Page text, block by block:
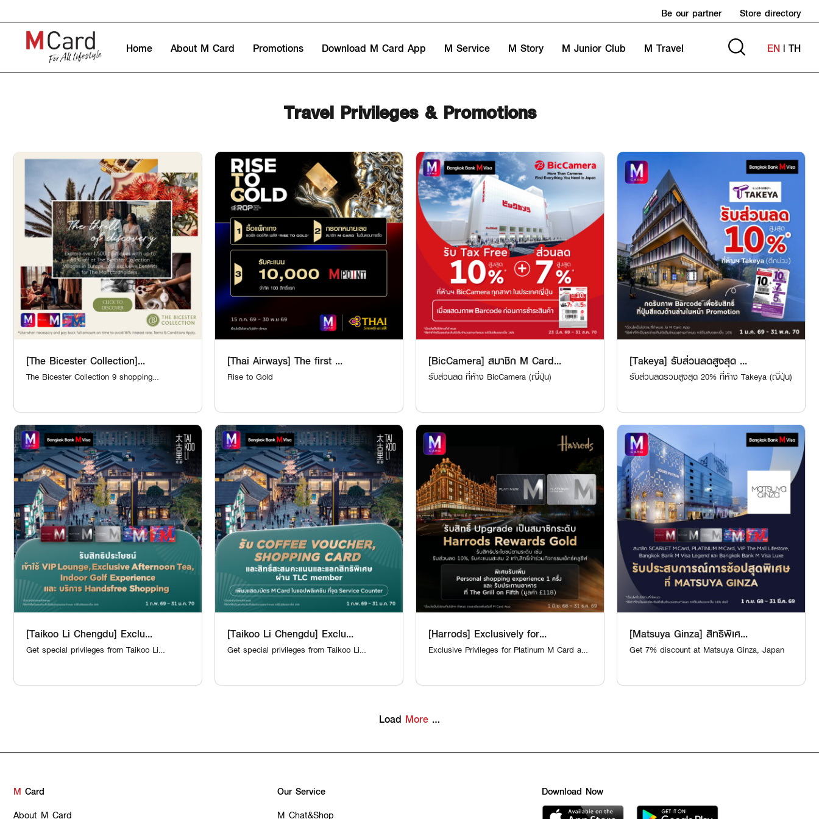
Be our partner Store directory
Home About M Card Promotions Download M Card App M Service M Story M Junior Club M Travel EN | TH
Travel Privileges & Promotions
[The Bicester Collection]...
The Bicester Collection 9 shopping
[Thai Airways] The first ...
Rise to Gold
[BicCamera] สมาชิก M Card...
รับส่วนลด ที่ห้าง BicCamera (ญี่ปุ่น)
[Takeya] รับส่วนลดสูงสุด ...
รับส่วนลดรวมสูงสุด 20% ที่ห้าง Takeya (ญี่ปุ่น)
[Taikoo Li Chengdu] Exclu...
Get special privileges from Taikoo Li
[Taikoo Li Chengdu] Exclu...
Get special privileges from Taikoo Li
[Harrods] Exclusively for...
Exclusive Privileges for Platinum M Card and
[Matsuya Ginza] สิทธิพิเศ...
Get 7% discount at Matsuya Ginza, Japan
Load More …
M Card
About M Card
Our Service
M Chat&Shop
Download Now